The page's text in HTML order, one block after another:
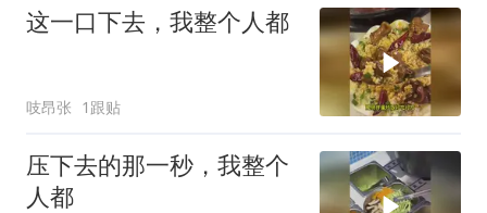
这一口下去，我整个人都
吱昂张 1跟贴
压下去的那一秒，我整个
人都